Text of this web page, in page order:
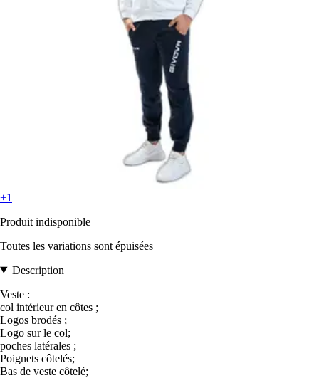
+1
Produit indisponible
Toutes les variations sont épuisées
Description
Veste :
col intérieur en côtes ;
Logos brodés ;
Logo sur le col;
poches latérales ;
Poignets côtelés;
Bas de veste côtelé;